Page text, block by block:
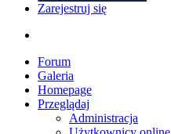
Zarejestruj się
Forum
Galeria
Homepage
Przeglądaj
Administracja